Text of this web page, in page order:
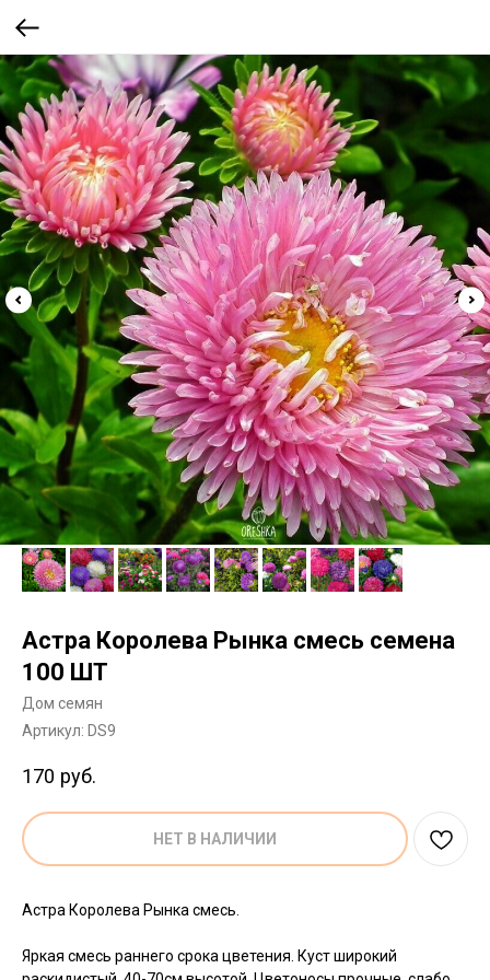
Астра Королева Рынка смесь семена
100 ШТ
Дом семян
Артикул: DS9
170 руб.
НЕТ В НАЛИЧИИ
Астра Королева Рынка смесь.
Яркая смесь раннего срока цветения. Куст широкий